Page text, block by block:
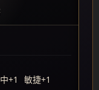
+1 敏捷+1